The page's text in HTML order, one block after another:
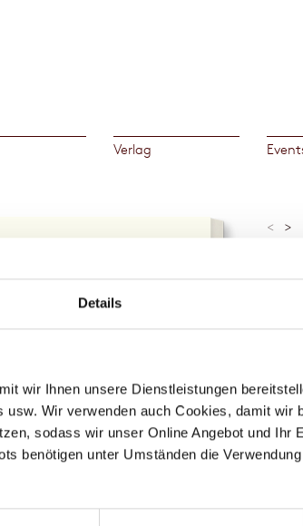
Details
wir Ihnen unsere Dienstleistungen
usw. Wir verwenden auch Cookies, damit wir
sodass wir unser Online Angebot und Ihr
benötigen unter Umständen die
Verlag
< >